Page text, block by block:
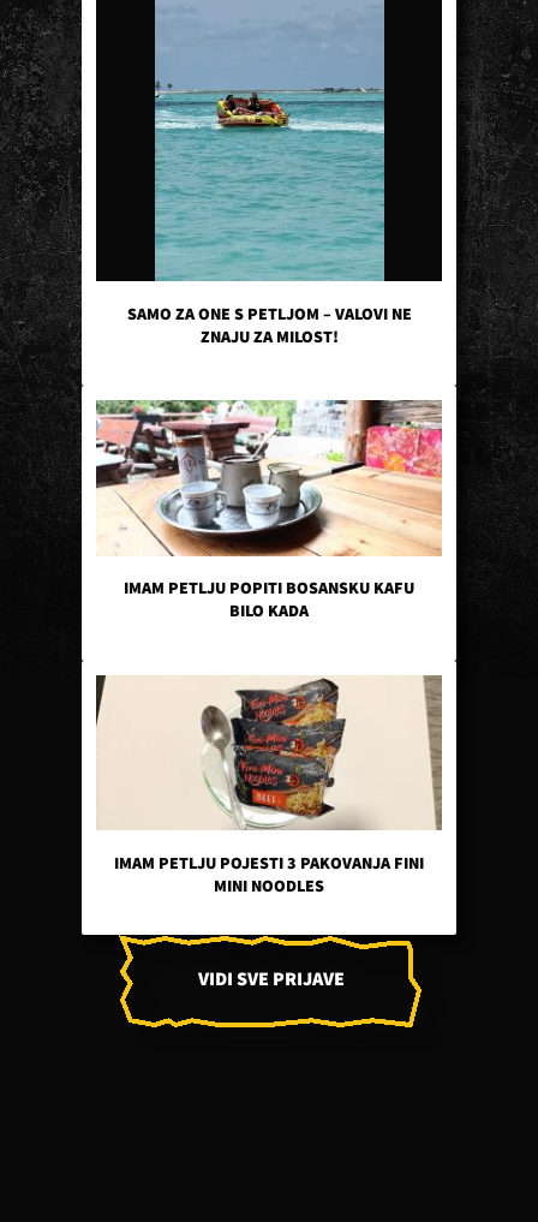
SAMO ZA ONE S PETLJOM – VALOVI NE
ZNAJU ZA MILOST!
IMAM PETLJU POPITI BOSANSKU KAFU
BILO KADA
IMAM PETLJU POJESTI 3 PAKOVANJA FINI
MINI NOODLES
VIDI SVE PRIJAVE